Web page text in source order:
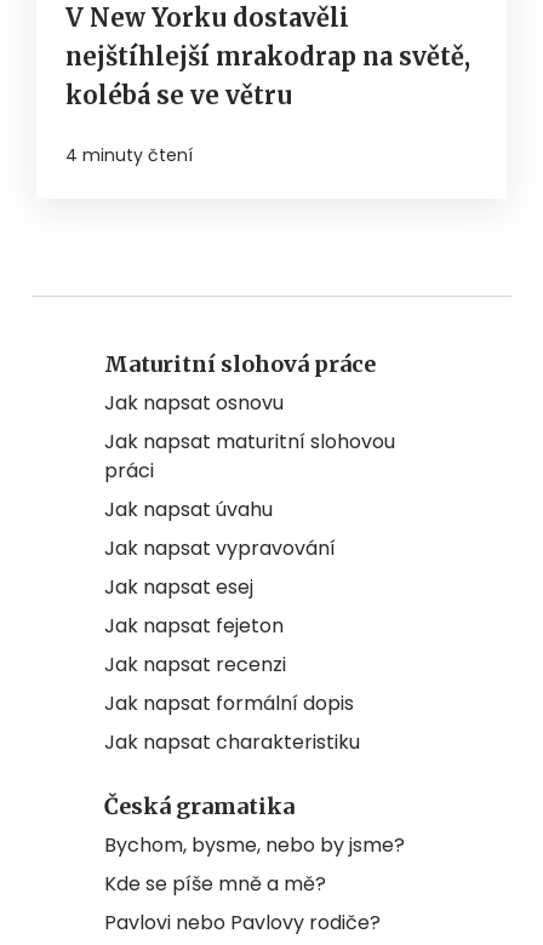
V New Yorku dostavěli
nejštíhlejší mrakodrap na světě,
kolébá se ve větru
4 minuty čtení
Maturitní slohová práce
Jak napsat osnovu
Jak napsat maturitní slohovou
práci
Jak napsat úvahu
Jak napsat vypravování
Jak napsat esej
Jak napsat fejeton
Jak napsat recenzi
Jak napsat formální dopis
Jak napsat charakteristiku
Česká gramatika
Bychom, bysme, nebo by jsme?
Kde se píše mně a mě?
Pavlovi nebo Pavlovy rodiče?